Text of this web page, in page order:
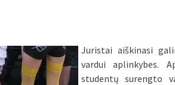
Juristai aiškinasi
vardui aplinkybes.
studentų surengto